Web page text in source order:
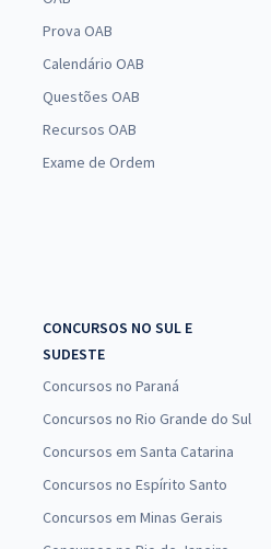
Prova OAB
Calendário OAB
Questões OAB
Recursos OAB
Exame de Ordem
CONCURSOS NO SUL E
SUDESTE
Concursos no Paraná
Concursos no Rio Grande do Sul
Concursos em Santa Catarina
Concursos no Espírito Santo
Concursos em Minas Gerais